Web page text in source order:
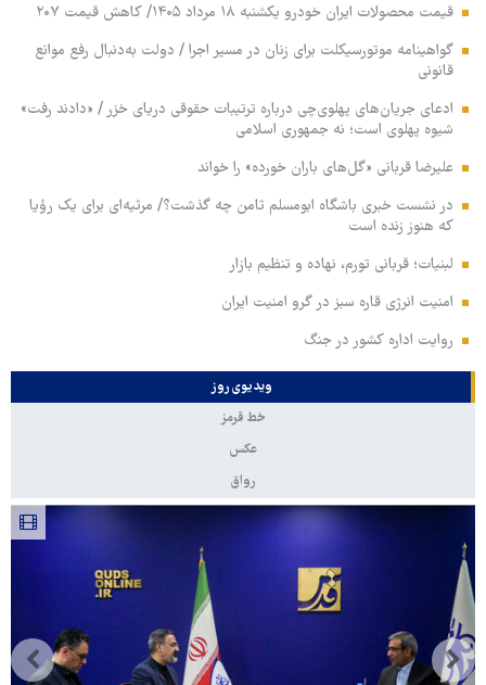
قیمت محصولات ایران خودرو یکشنبه ۱۸ مرداد ۱۴۰۵/ کاهش قیمت ۲۰۷
گواهینامه موتورسیکلت برای زنان در مسیر اجرا / دولت به‌دنبال رفع موانع
قانونی
ادعای جریان‌های پهلوی‌چی درباره ترتیبات حقوقی دریای خزر / «دادند رفت»
شیوه پهلوی است؛ نه جمهوری اسلامی
علیرضا قربانی «گل‌های باران خورده» را خواند
در نشست خبری باشگاه ابومسلم ثامن چه گذشت؟/ مرثیه‌ای برای یک رؤیا
که هنوز زنده است
لبنیات؛ قربانی تورم، نهاده و تنظیم بازار
امنیت انرژی قاره سبز در گرو امنیت ایران
روایت اداره کشور در جنگ
ویدیوی روز
خط قرمز
عکس
رواق